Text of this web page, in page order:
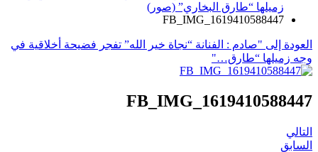
زميلها “طارق البخاري” (صور)
FB_IMG_1619410588447
العودة إلى "صادم : الفنانة “نجاة خير الله” تفجر فضيحة أخلاقية في
وجه زميلها “طارق…"
FB_IMG_1619410588447
التالي
السابق